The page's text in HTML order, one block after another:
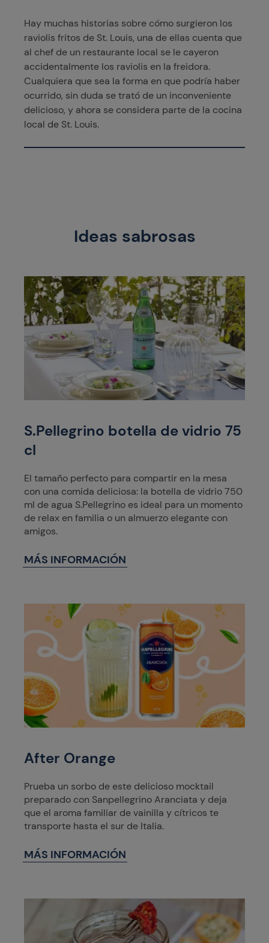
Hay muchas historias sobre cómo surgieron los
raviolis fritos de St. Louis, una de ellas cuenta que
al chef de un restaurante local se le cayeron
accidentalmente los raviolis en la freidora.
Cualquiera que sea la forma en que podría haber
ocurrido, sin duda se trató de un inconveniente
delicioso, y ahora se considera parte de la cocina
local de St. Louis.
Ideas sabrosas
S.Pellegrino botella de vidrio 75
cl
El tamaño perfecto para compartir en la mesa
con una comida deliciosa: la botella de vidrio 750
ml de agua S.Pellegrino es ideal para un momento
de relax en familia o un almuerzo elegante con
amigos.
MÁS INFORMACIÓN
After Orange
Prueba un sorbo de este delicioso mocktail
preparado con Sanpellegrino Aranciata y deja
que el aroma familiar de vainilla y cítricos te
transporte hasta el sur de Italia.
MÁS INFORMACIÓN